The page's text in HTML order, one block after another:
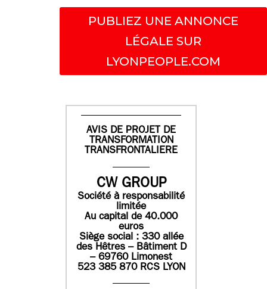
PUBLIEZ UNE ANNONCE
LÉGALE SUR
LYONPEOPLE.COM
AVIS DE PROJET DE
TRANSFORMATION
TRANSFRONTALIERE
CW GROUP
Société à responsabilité
limitée
Au capital de 40.000
euros
Siège social : 330 allée
des Hêtres – Bâtiment D
– 69760 Limonest
523 385 870 RCS LYON